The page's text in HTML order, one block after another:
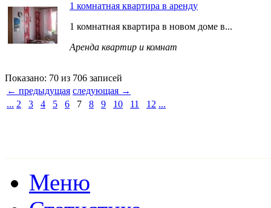
1 комнатная квартира в аренду
1 комнатная квартира в новом доме в...
Аренда квартир и комнат
Показано: 70 из 706 записей
← предыдущая следующая →
... 2 3 4 5 6 7 8 9 10 11 12 ...
Меню